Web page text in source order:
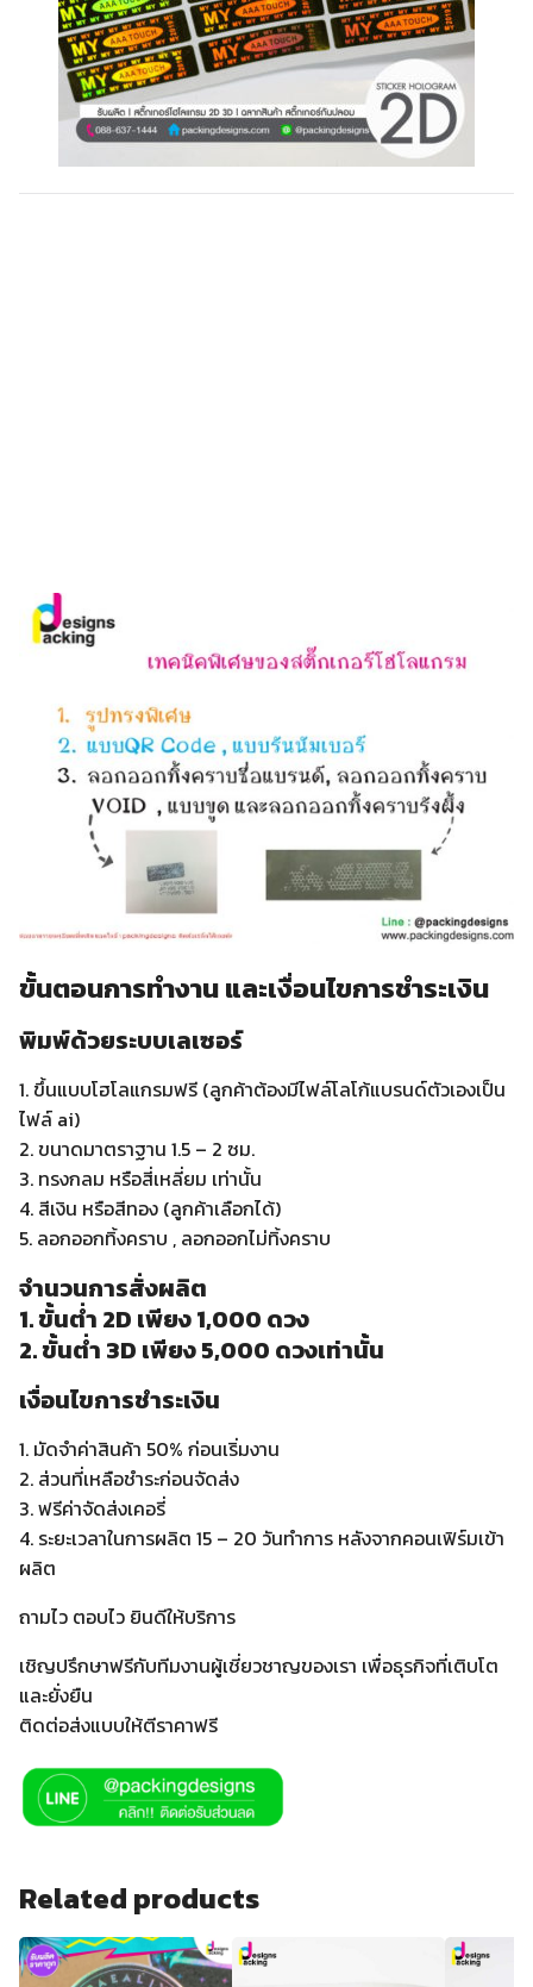
ขั้นตอนการทำงาน และเงื่อนไขการชำระเงิน
พิมพ์ด้วยระบบเลเซอร์
1. ขึ้นแบบโฮโลแกรมฟรี (ลูกค้าต้องมีไฟล์โลโก้แบรนด์ตัวเองเป็น
ไฟล์ ai)
2. ขนาดมาตราฐาน 1.5 – 2 ซม.
3. ทรงกลม หรือสี่เหลี่ยม เท่านั้น
4. สีเงิน หรือสีทอง (ลูกค้าเลือกได้)
5. ลอกออกทิ้งคราบ , ลอกออกไม่ทิ้งคราบ
จำนวนการสั่งผลิต
1. ขั้นต่ำ 2D เพียง 1,000 ดวง
2. ขั้นต่ำ 3D เพียง 5,000 ดวงเท่านั้น
เงื่อนไขการชำระเงิน
1. มัดจำค่าสินค้า 50% ก่อนเริ่มงาน
2. ส่วนที่เหลือชำระก่อนจัดส่ง
3. ฟรีค่าจัดส่งเคอรี่
4. ระยะเวลาในการผลิต 15 – 20 วันทำการ หลังจากคอนเฟิร์มเข้า
ผลิต
ถามไว ตอบไว ยินดีให้บริการ
เชิญปรึกษาฟรีกับทีมงานผู้เชี่ยวชาญของเรา เพื่อธุรกิจที่เติบโต
และยั่งยืน
ติดต่อส่งแบบให้ตีราคาฟรี
Related products